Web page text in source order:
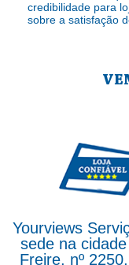
credibilidade para
sobre a satisfação
Yourviews
sede na
Freire, nº